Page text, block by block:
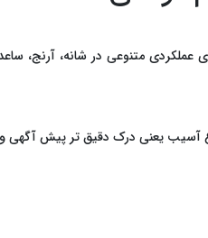
متنوعی در شانه، آرنج،
آسیب یعنی درک دقیق‌ تر پیش ‌آگهی